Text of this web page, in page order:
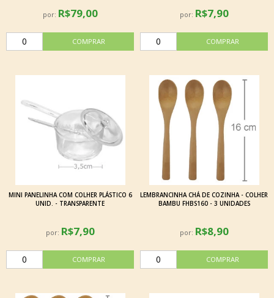
por: R$79,00 por: R$7,90
MINI PANELINHA COM COLHER PLÁSTICO 6
UNID. - TRANSPARENTE
por: R$7,90
LEMBRANCINHA CHÁ DE COZINHA - COLHER
BAMBU FHBS160 - 3 UNIDADES
por: R$8,90